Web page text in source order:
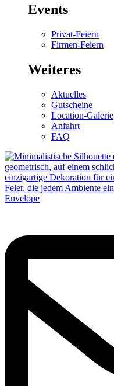
Events
Privat-Feiern
Firmen-Feiern
Weiteres
Aktuelles
Gutscheine
Location-Galerie
Anfahrt
FAQ
Envelope